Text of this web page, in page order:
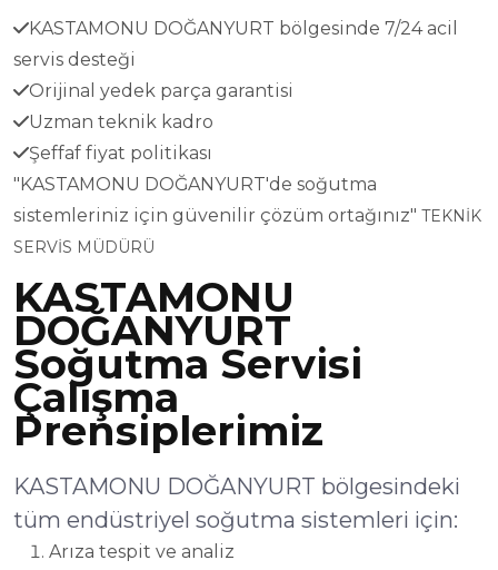
KASTAMONU DOĞANYURT bölgesinde 7/24 acil
servis desteği
Orijinal yedek parça garantisi
Uzman teknik kadro
Şeffaf fiyat politikası
"KASTAMONU DOĞANYURT'de soğutma
sistemleriniz için güvenilir çözüm ortağınız" TEKNİK
SERVİS MÜDÜRÜ
KASTAMONU
DOĞANYURT
Soğutma Servisi
Çalışma
Prensiplerimiz
KASTAMONU DOĞANYURT bölgesindeki
tüm endüstriyel soğutma sistemleri için:
Arıza tespit ve analiz